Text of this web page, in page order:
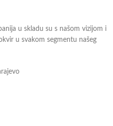
u skladu su s našom vizijom i
u svakom segmentu našeg